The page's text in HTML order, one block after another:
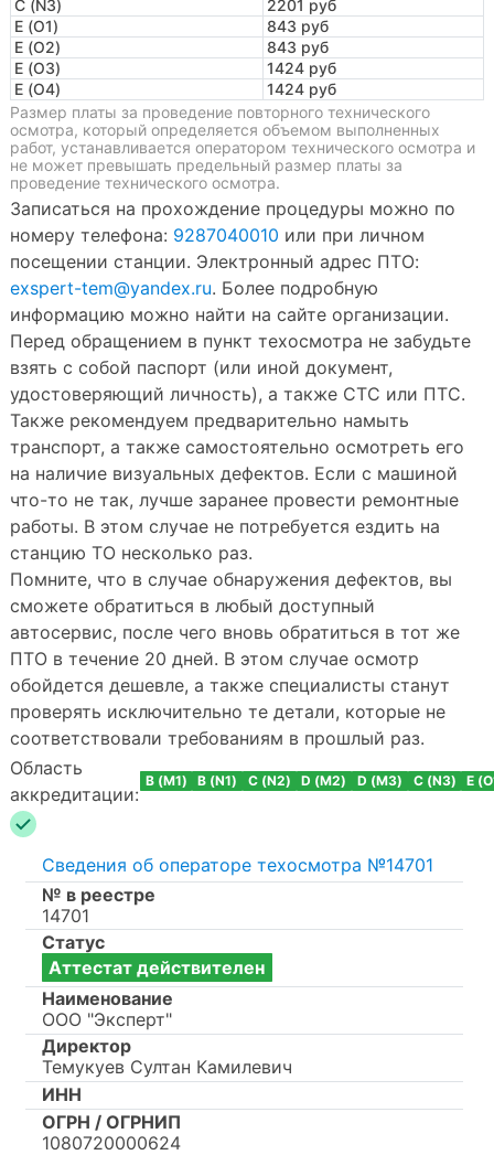
C (N3)
2201 руб
E (O1)
843 руб
E (O2)
843 руб
E (O3)
1424 руб
E (O4)
1424 руб
Размер платы за проведение повторного технического
осмотра, который определяется объемом выполненных
работ, устанавливается оператором технического осмотра и
не может превышать предельный размер платы за
проведение технического осмотра.
Записаться на прохождение процедуры можно по
номеру телефона: 9287040010 или при личном
посещении станции. Электронный адрес ПТО:
exspert-tem@yandex.ru. Более подробную
информацию можно найти на сайте организации.
Перед обращением в пункт техосмотра не забудьте
взять с собой паспорт (или иной документ,
удостоверяющий личность), а также СТС или ПТС.
Также рекомендуем предварительно намыть
транспорт, а также самостоятельно осмотреть его
на наличие визуальных дефектов. Если с машиной
что-то не так, лучше заранее провести ремонтные
работы. В этом случае не потребуется ездить на
станцию ТО несколько раз.
Помните, что в случае обнаружения дефектов, вы
сможете обратиться в любый доступный
автосервис, после чего вновь обратиться в тот же
ПТО в течение 20 дней. В этом случае осмотр
обойдется дешевле, а также специалисты станут
проверять исключительно те детали, которые не
соответствовали требованиям в прошлый раз.
Область
аккредитации:
B (M1) B (N1) C (N2) D (M2) D (M3) C (N3) E
Сведения об операторе техосмотра №14701
№ в реестре
14701
Статус
Аттестат действителен
Наименование
ООО "Эксперт"
Директор
Темукуев Султан Камилевич
ИНН
ОГРН / ОГРНИП
1080720000624